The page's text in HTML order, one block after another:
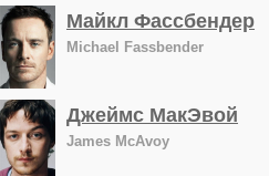
Майкл Фассбендер
Michael Fassbender
Джеймс МакЭвой
James McAvoy